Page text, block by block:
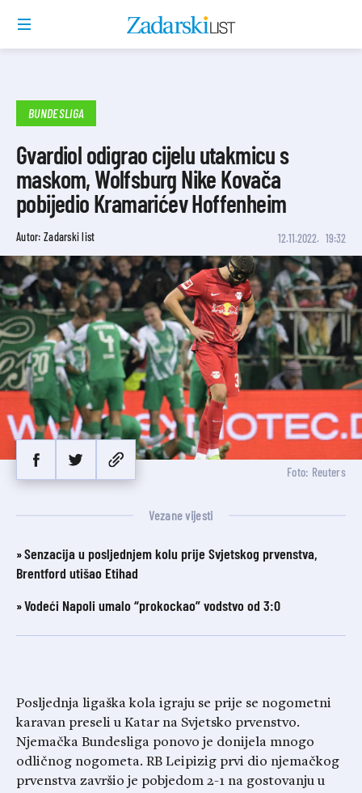
BUNDESLIGA
Gvardiol odigrao cijelu utakmicu s
maskom, Wolfsburg Nike Kovača
pobijedio Kramarićev Hoffenheim
Autor: Zadarski list 12.11.2022. 19:32
Foto: Reuters
Vezane vijesti
Senzacija u posljednjem kolu prije Svjetskog prvenstva,
Brentford utišao Etihad
Vodeći Napoli umalo “prokockao” vodstvo od 3:0
Posljednja ligaška kola igraju se prije se nogometni
karavan preseli u Katar na Svjetsko prvenstvo.
Njemačka Bundesliga ponovo je donijela mnogo
odličnog nogometa. RB Leipizig prvi dio njemačkog
prvenstva završio je pobjedom 2-1 na gostovanju u